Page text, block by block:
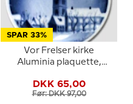
SPAR 33%
Vor Frelser kirke
Aluminia plaquette,
DKK 65,00
Før: DKK 97,00